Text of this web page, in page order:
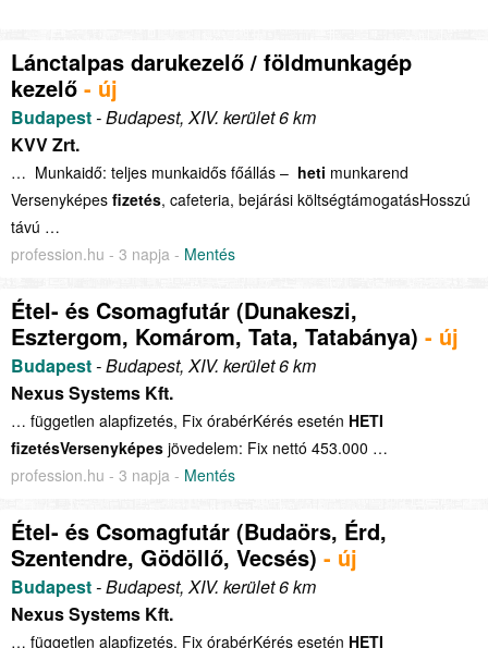
Lánctalpas darukezelő / földmunkagép
kezelő - új
Budapest- Budapest, XIV. kerület 6 km
KVV Zrt.
… Munkaidő: teljes munkaidős főállás – heti munkarend
Versenyképes fizetés, cafeteria, bejárási költségtámogatásHosszú
távú …
profession.hu - 3 napja - Mentés
Étel- és Csomagfutár (Dunakeszi,
Esztergom, Komárom, Tata, Tatabánya) - új
Budapest- Budapest, XIV. kerület 6 km
Nexus Systems Kft.
… független alapfizetés, Fix órabérKérés esetén HETI
fizetésVersenyképes jövedelem: Fix nettó 453.000 …
profession.hu - 3 napja - Mentés
Étel- és Csomagfutár (Budaörs, Érd,
Szentendre, Gödöllő, Vecsés) - új
Budapest- Budapest, XIV. kerület 6 km
Nexus Systems Kft.
… független alapfizetés, Fix órabérKérés esetén HETI